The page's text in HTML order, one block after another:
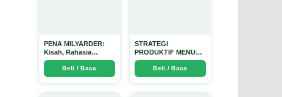
PENA MILYARDER:
Kisah, Rahasia
Sukses, dan Panduan
Menjadi Penulis 1
Milyar di KBM App
dari Nol - Arda Dinata
Beli / Baca
STRATEGI
PRODUKTIF MENULIS
UPDATE - Arda Dinata
Beli / Baca